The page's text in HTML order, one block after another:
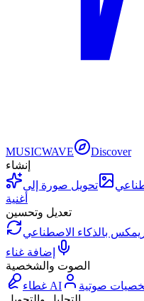
MUSICWAVE
Discover
إنشاء
تحويل صورة إلى
أغنية
تعديل وتحسين
بالذكاء الاصطناعي
إضافة غناء
الصوت والشخصية
غطاء AI
صوتية